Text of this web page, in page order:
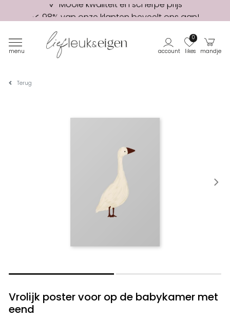
98% van onze klanten beveelt ons aan!
Eerste proefdruk GRATIS
menu account likes
0
mandje
Terug
Vrolijk poster voor op de babykamer met
eend